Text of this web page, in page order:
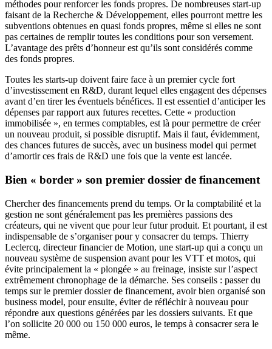
méthodes pour renforcer les fonds propres. De nombreuses start-up
faisant de la Recherche & Développement, elles pourront mettre les
subventions obtenues en quasi fonds propres, même si elles ne sont
pas certaines de remplir toutes les conditions pour son versement.
L’avantage des prêts d’honneur est qu’ils sont considérés comme
des fonds propres.
Toutes les starts-up doivent faire face à un premier cycle fort
d’investissement en R&D, durant lequel elles engagent des dépenses
avant d’en tirer les éventuels bénéfices. Il est essentiel d’anticiper les
dépenses par rapport aux futures recettes. Cette « production
immobilisée », en termes comptables, est là pour permettre de créer
un nouveau produit, si possible disruptif. Mais il faut, évidemment,
des chances futures de succès, avec un business model qui permet
d’amortir ces frais de R&D une fois que la vente est lancée.
Bien « border » son premier dossier de financement
Chercher des financements prend du temps. Or la comptabilité et la
gestion ne sont généralement pas les premières passions des
créateurs, qui ne vivent que pour leur futur produit. Et pourtant, il est
indispensable de s’organiser pour y consacrer du temps. Thierry
Leclercq, directeur financier de Motion, une start-up qui a conçu un
nouveau système de suspension avant pour les VTT et motos, qui
évite principalement la « plongée » au freinage, insiste sur l’aspect
extrêmement chronophage de la démarche. Ses conseils : passer du
temps sur le premier dossier de financement, avoir bien organisé son
business model, pour ensuite, éviter de réfléchir à nouveau pour
répondre aux questions générées par les dossiers suivants. Et que
l’on sollicite 20 000 ou 150 000 euros, le temps à consacrer sera le
même.